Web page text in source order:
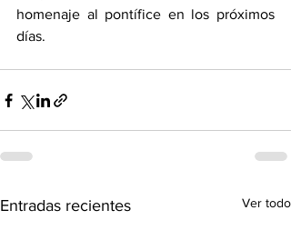
homenaje al pontífice en los próximos
días.
Entradas recientes Ver todo